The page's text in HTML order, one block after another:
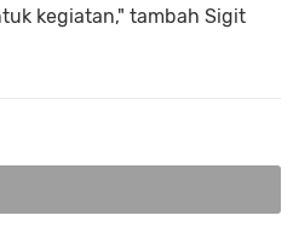
kegiatan," tambah Sigit